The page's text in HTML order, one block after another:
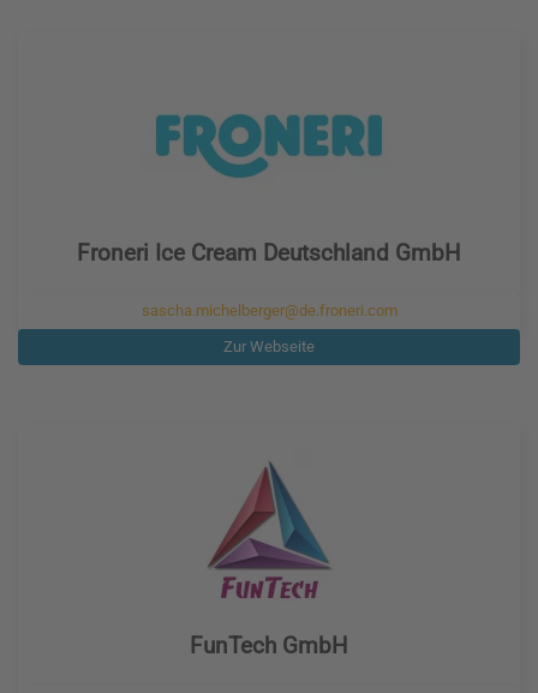
Froneri Ice Cream Deutschland GmbH
sascha.michelberger­@de.­froneri.com
Zur Webseite
FunTech GmbH